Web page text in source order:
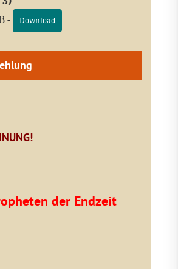
-
Download
der Endzeit